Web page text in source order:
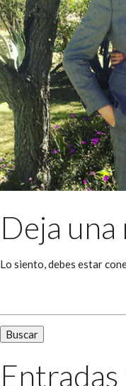
Deja
Lo siento, debes estar